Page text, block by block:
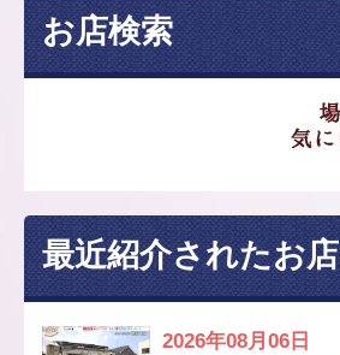
お店検索
最近紹介されたお店
2026年08月06日